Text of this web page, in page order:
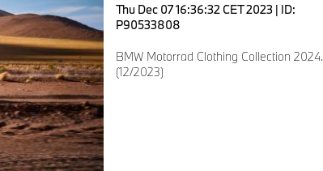
Thu Dec 07 16:36:32 CET 2023 | ID:
P90533808
BMW Motorrad Clothing Collection 2024.
(12/2023)